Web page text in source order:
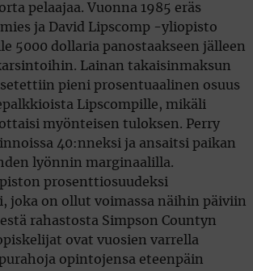
pelaajaa. Vuonna 1985 eräs
ja David Lipscomp -yliopisto
5000 dollaria panostaakseen jälleen
Lainan takaisinmaksun
pieni prosentuaalinen osuus
Lipscompille, mikäli
myönteisen tuloksen. Perry
40:nneksi ja ansaitsi paikan
lyönnin marginaalilla.
prosenttiosuudeksi
joka on ollut voimassa näihin päiviin
rahastosta Simpson Countyn
ovat vuosien varrella
opintojensa eteenpäin